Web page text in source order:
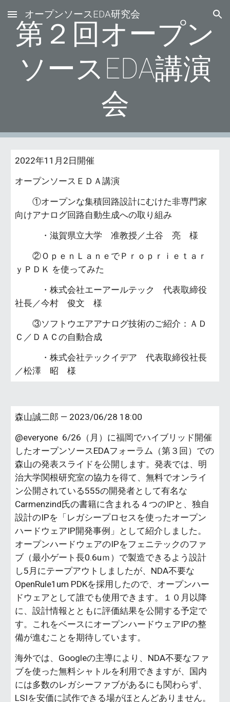
Skip to main content Skip to navigation
オープンソースEDA研究会
第２回オープン
ソースEDA講演
会
2022年11月2日開催
オープンソースＥＤＡ講演
①オープンな集積回路設計にむけた非専門家
向けアナログ回路自動生成への取り組み
・滋賀県立大学 准教授／土谷 亮 様
②ＯｐｅｎＬａｎｅでＰｒｏｐｒｉｅｔａｒ
ｙＰＤＫ を使ってみた
・株式会社エーアールテック 代表取締役
社長／今村 俊文 様
③ソフトウエアアナログ技術のご紹介：ＡＤ
Ｃ／ＤＡＣの自動合成
・株式会社テックイデア 代表取締役社長
／松澤 昭 様
森山誠二郎 — 2023/06/28 18:00
@everyone 6/26（月）に福岡でハイブリッド開催
したオープンソースEDAフォーラム（第３回）での
森山の発表スライドを公開します。発表では、明
治大学関根研究室の協力を得て、無料でオンライ
ン公開されている555の開発者として有名な
Carmenzind氏の書籍に含まれる４つのIPと、独自
設計のIPを「レガシープロセスを使ったオープン
ハードウェアIP開発事例」として紹介しました。
オープンハードウェアのIPをフェニテックのファ
ブ（最小ゲート長0.6uｍ）で製造できるよう設計
し5月にテープアウトしましたが、NDA不要な
OpenRule1um PDKを採用したので、オープンハー
ドウェアとして誰でも使用できます。１０月以降
に、設計情報とともに評価結果を公開する予定で
す。これをベースにオープンハードウェアIPの整
備が進むことを期待しています。
海外では、Googleの主導により、NDA不要なファ
ブを使った無料シャトルを利用できますが、国内
には多数のレガシーファブがあるにも関わらず、
LSIを安価に試作できる場がほとんどありません。